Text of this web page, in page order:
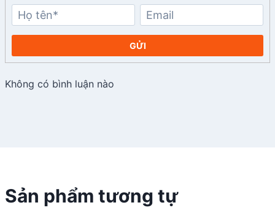
GỬI
Không có bình luận nào
Sản phẩm tương tự